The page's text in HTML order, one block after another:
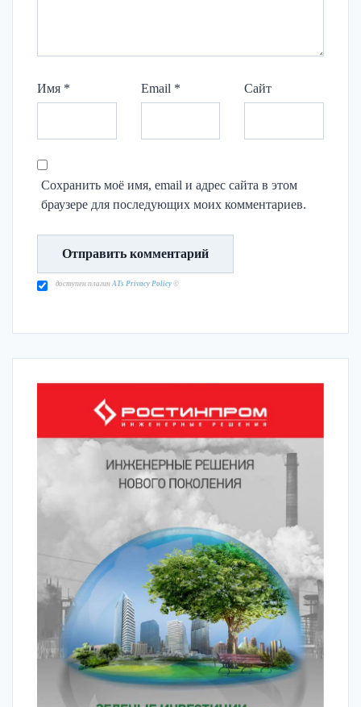
Имя * Email * Сайт
Сохранить моё имя, email и адрес сайта в этом
браузере для последующих моих комментариев.
доступен плагин ATs Privacy Policy ©